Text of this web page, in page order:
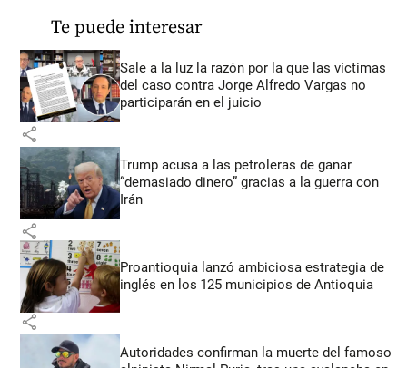
Te puede interesar
Sale a la luz la razón por la que las víctimas
del caso contra Jorge Alfredo Vargas no
participarán en el juicio
share
Trump acusa a las petroleras de ganar
“demasiado dinero” gracias a la guerra con
Irán
share
Proantioquia lanzó ambiciosa estrategia de
inglés en los 125 municipios de Antioquia
share
Autoridades confirman la muerte del famoso